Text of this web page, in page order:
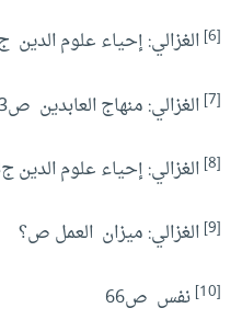
[6] الغزالي: إحياء علوم الدين
[7] الغزالي: منهاج العابدين ص63
[8] الغزالي: إحياء علوم الدين ج3ص26
[9] الغزالي: ميزان العمل ص؟
[10] نفس ص66